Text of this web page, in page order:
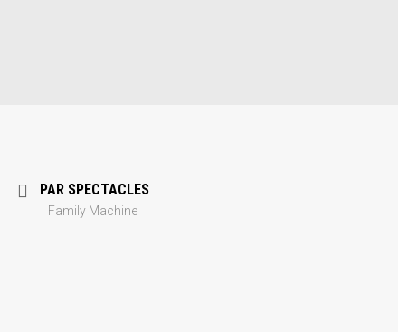
PAR SPECTACLES
Family Machine